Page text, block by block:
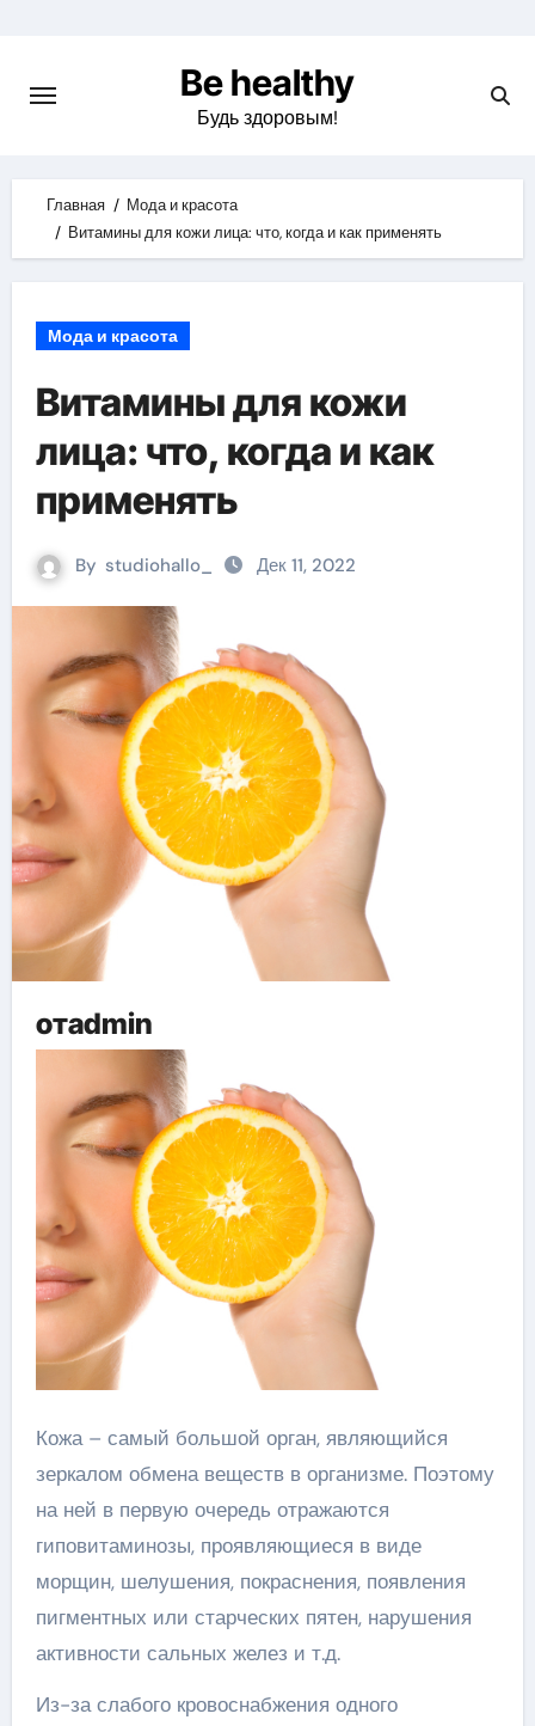
content
Be healthy
Будь здоровым!
Главная
Мода и красота
Витамины для кожи лица: что, когда и как применять
Мода и красота
Витамины для кожи
лица: что, когда и как
применять
By studiohallo_ Дек 11, 2022
отadmin
Кожа – самый большой орган, являющийся
зеркалом обмена веществ в организме. Поэтому
на ней в первую очередь отражаются
гиповитаминозы, проявляющиеся в виде
морщин, шелушения, покраснения, появления
пигментных или старческих пятен, нарушения
активности сальных желез и т.д.
Из-за слабого кровоснабжения одного